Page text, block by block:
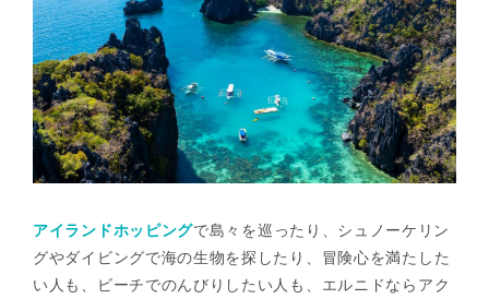
アイランドホッピングで島々を巡ったり、シュノーケリン
グやダイビングで海の生物を探したり、冒険心を満たした
い人も、ビーチでのんびりしたい人も、エルニドならアク